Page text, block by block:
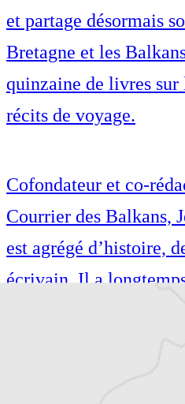
et partage désormais
Bretagne et les
quinzaine de livres sur
récits de voyage.
Cofondateur et co-
Courrier des Balkans,
est agrégé d’histoire,
écrivain. Il a